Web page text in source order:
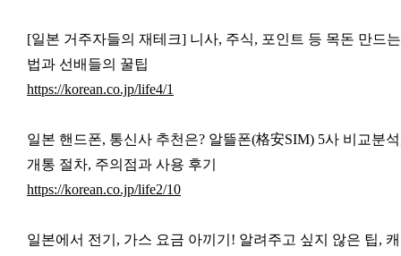
[일본 거주자들의 재테크] 니사, 주식, 포인트 등 목돈 만드는
법과 선배들의 꿀팁
https://korean.co.jp/life4/1
일본 핸드폰, 통신사 추천은? 알뜰폰(格安SIM) 5사 비교분
개통 절차, 주의점과 사용 후기
https://korean.co.jp/life2/10
일본에서 전기, 가스 요금 아끼기! 알려주고 싶지 않은 팁,